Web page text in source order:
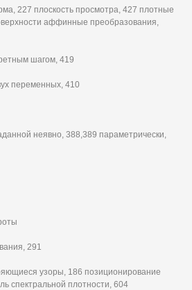
227 плоскость просмотра, 427 плотные
аффинные преобразования,
шагом, 419
переменных, 410
неявно, 388,389 параметрически,
291
узоры, 186 позиционирование
спектральной плотности, 604